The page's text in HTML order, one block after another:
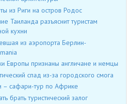
из Риги на остров Родос
Таиланда разъяснит туристам
кухни
из аэропорта Берлин-
Европы признаны англичане и немцы
спад из-за городского смога
– сафари-тур по Африке
брать туристический залог